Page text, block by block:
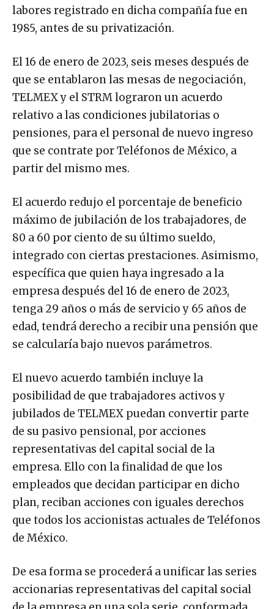
labores registrado en dicha compañía fue en
1985, antes de su privatización.
El 16 de enero de 2023, seis meses después de
que se entablaron las mesas de negociación,
TELMEX y el STRM lograron un acuerdo
relativo a las condiciones jubilatorias o
pensiones, para el personal de nuevo ingreso
que se contrate por Teléfonos de México, a
partir del mismo mes.
El acuerdo redujo el porcentaje de beneficio
máximo de jubilación de los trabajadores, de
80 a 60 por ciento de su último sueldo,
integrado con ciertas prestaciones. Asimismo,
específica que quien haya ingresado a la
empresa después del 16 de enero de 2023,
tenga 29 años o más de servicio y 65 años de
edad, tendrá derecho a recibir una pensión que
se calcularía bajo nuevos parámetros.
El nuevo acuerdo también incluye la
posibilidad de que trabajadores activos y
jubilados de TELMEX puedan convertir parte
de su pasivo pensional, por acciones
representativas del capital social de la
empresa. Ello con la finalidad de que los
empleados que decidan participar en dicho
plan, reciban acciones con iguales derechos
que todos los accionistas actuales de Teléfonos
de México.
De esa forma se procederá a unificar las series
accionarias representativas del capital social